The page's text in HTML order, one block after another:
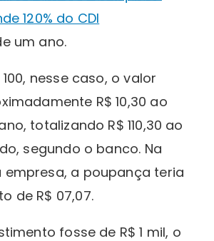
120% do CDI
um ano.
nesse caso, o valor
R$ 10,30 ao
totalizando R$ 110,30 ao
segundo o banco. Na
empresa, a poupança teria
de R$ 07,07.
fosse de R$ 1 mil, o